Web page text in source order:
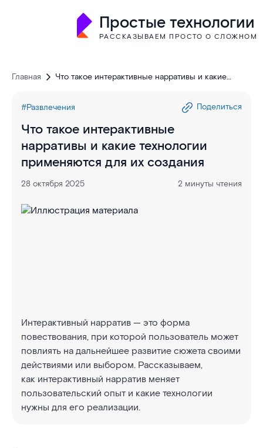
Простые технологии
РАССКАЗЫВАЕМ ПРОСТО О СЛОЖНОМ
Главная
Что такое интерактивные нарративы и какие
#Развлечения
Поделиться
Что такое интерактивные
нарративы и какие технологии
применяются для их создания
28 октября 2025 2 минуты чтения
Интерактивный нарратив — это форма
повествования, при которой пользователь может
повлиять на дальнейшее развитие сюжета своими
действиями или выбором. Рассказываем,
как интерактивный нарратив меняет
пользовательский опыт и какие технологии
нужны для его реализации.